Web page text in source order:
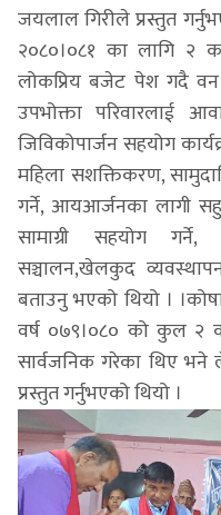
जयलाल गिरीले प्रस्तुत
२०८०।०८१ का लागि २
लोकप्रिय बजेट पेश गदै वन
उपभोक्ता परिवारलाई
जिविकोपार्जन सहयोग
महिला सशक्तिकरण,
गर्ने, आयआर्जनका लागी
सामाग्री सहयोग गर्ने,
सञ्चालन,खेलकुद
बताउनु भएको थियो ।
वर्ष ०७९।०८० को कुल २
सार्वजनिक गरेका थिए
प्रस्तुत गर्नुभएको थियो ।